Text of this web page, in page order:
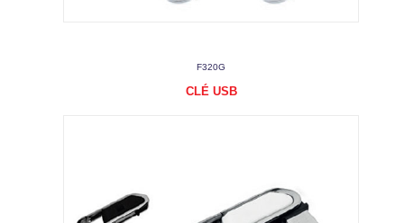
F320G
CLÉ USB